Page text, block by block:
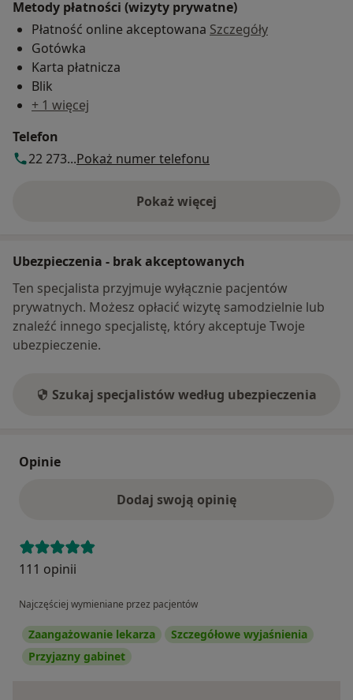
Metody płatności (wizyty prywatne)
Płatność online akceptowana Szczegóły
Gotówka
Karta płatnicza
Blik
+ 1 więcej
Telefon
22 273...Pokaż numer telefonu
Pokaż więcej
o adresie
Ubezpieczenia - brak akceptowanych
Ten specjalista przyjmuje wyłącznie pacjentów
prywatnych. Możesz opłacić wizytę samodzielnie lub
znaleźć innego specjalistę, który akceptuje Twoje
ubezpieczenie.
Szukaj specjalistów według ubezpieczenia
Opinie
Dodaj swoją opinię
111 opinii
Najczęściej wymieniane przez pacjentów
Zaangażowanie lekarza
Szczegółowe wyjaśnienia
Przyjazny gabinet